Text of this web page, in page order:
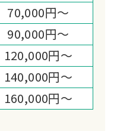
70,000円～
90,000円～
120,000円～
140,000円～
160,000円～